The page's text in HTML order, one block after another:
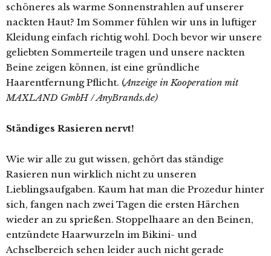
schöneres als warme Sonnenstrahlen auf unserer
nackten Haut? Im Sommer fühlen wir uns in luftiger
Kleidung einfach richtig wohl. Doch bevor wir unsere
geliebten Sommerteile tragen und unsere nackten
Beine zeigen können, ist eine gründliche
Haarentfernung Pflicht. (Anzeige in Kooperation mit
MAXLAND GmbH / AnyBrands.de)
Ständiges Rasieren nervt!
Wie wir alle zu gut wissen, gehört das ständige
Rasieren nun wirklich nicht zu unseren
Lieblingsaufgaben. Kaum hat man die Prozedur hinter
sich, fangen nach zwei Tagen die ersten Härchen
wieder an zu sprießen. Stoppelhaare an den Beinen,
entzündete Haarwurzeln im Bikini- und
Achselbereich sehen leider auch nicht gerade